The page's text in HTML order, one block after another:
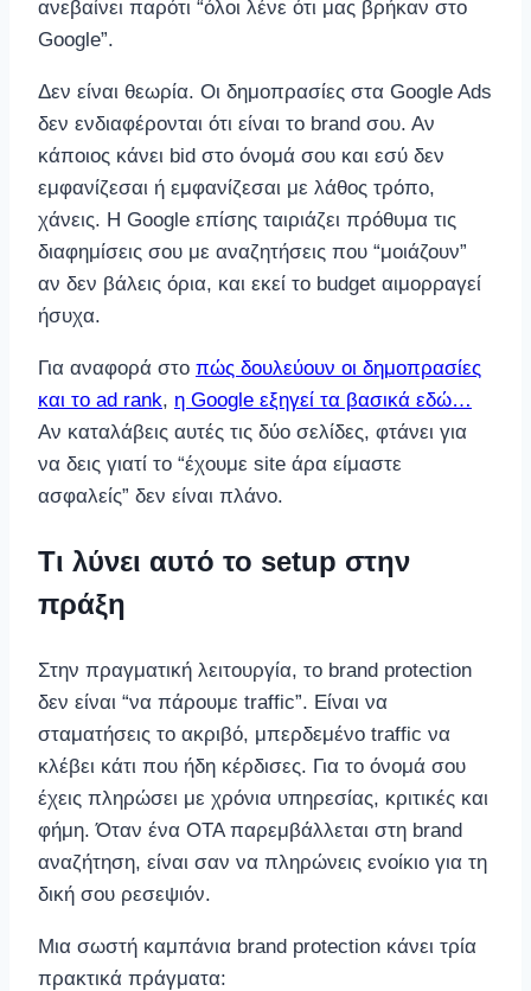
ανεβαίνει παρότι “όλοι λένε ότι μας βρήκαν στο
Google”.
Δεν είναι θεωρία. Οι δημοπρασίες στα Google Ads
δεν ενδιαφέρονται ότι είναι το brand σου. Αν
κάποιος κάνει bid στο όνομά σου και εσύ δεν
εμφανίζεσαι ή εμφανίζεσαι με λάθος τρόπο,
χάνεις. Η Google επίσης ταιριάζει πρόθυμα τις
διαφημίσεις σου με αναζητήσεις που “μοιάζουν”
αν δεν βάλεις όρια, και εκεί το budget αιμορραγεί
ήσυχα.
Για αναφορά στο πώς δουλεύουν οι δημοπρασίες
και το ad rank, η Google εξηγεί τα βασικά εδώ…
Αν καταλάβεις αυτές τις δύο σελίδες, φτάνει για
να δεις γιατί το “έχουμε site άρα είμαστε
ασφαλείς” δεν είναι πλάνο.
Τι λύνει αυτό το setup στην
πράξη
Στην πραγματική λειτουργία, το brand protection
δεν είναι “να πάρουμε traffic”. Είναι να
σταματήσεις το ακριβό, μπερδεμένο traffic να
κλέβει κάτι που ήδη κέρδισες. Για το όνομά σου
έχεις πληρώσει με χρόνια υπηρεσίας, κριτικές και
φήμη. Όταν ένα OTA παρεμβάλλεται στη brand
αναζήτηση, είναι σαν να πληρώνεις ενοίκιο για τη
δική σου ρεσεψιόν.
Μια σωστή καμπάνια brand protection κάνει τρία
πρακτικά πράγματα: